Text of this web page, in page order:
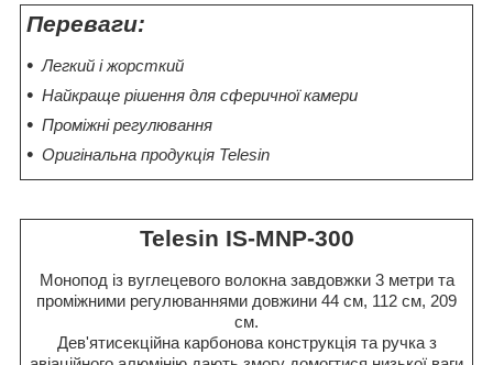
Переваги:
Легкий і жорсткий
Найкраще рішення для сферичної камери
Проміжні регулювання
Оригінальна продукція Telesin
Telesin IS-MNP-300
Монопод із вуглецевого волокна завдовжки 3 метри та
проміжними регулюваннями довжини 44 см, 112 см, 209
см.
Дев'ятисекційна карбонова конструкція та ручка з